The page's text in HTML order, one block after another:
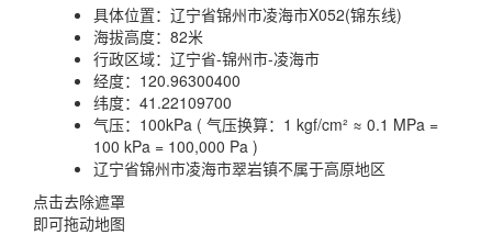
具体位置： 辽宁省锦州市凌海市X052(锦东线)
海拔高度： 82米
行政区域： 辽宁省-锦州市-凌海市
经度： 120.96300400
纬度： 41.22109700
气压： 100kPa ( 气压换算：1 kgf/cm² ≈ 0.1 MPa =
100 kPa = 100,000 Pa )
辽宁省锦州市凌海市翠岩镇不属于高原地区
点击去除遮罩
即可拖动地图